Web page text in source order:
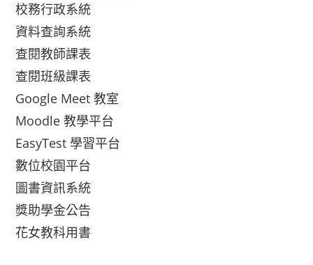
校務行政系統
資料查詢系統
查閱教師課表
查閱班級課表
Google Meet 教室
Moodle 教學平台
EasyTest 學習平台
數位校園平台
圖書資訊系統
獎助學金公告
花女教科用書